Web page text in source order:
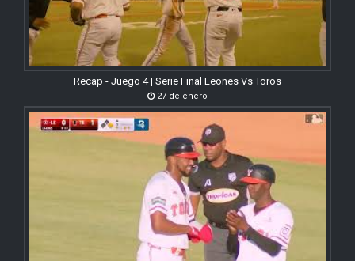
Recap - Juego 4 | Serie Final Leones Vs Toros
27 de enero